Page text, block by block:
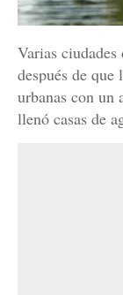
Varias
después de
urbanas con un
llenó casas de